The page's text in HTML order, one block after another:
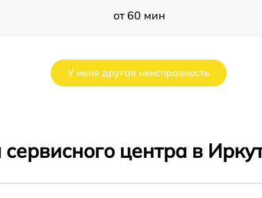
от 60 мин
У меня другая неисправность
центра в